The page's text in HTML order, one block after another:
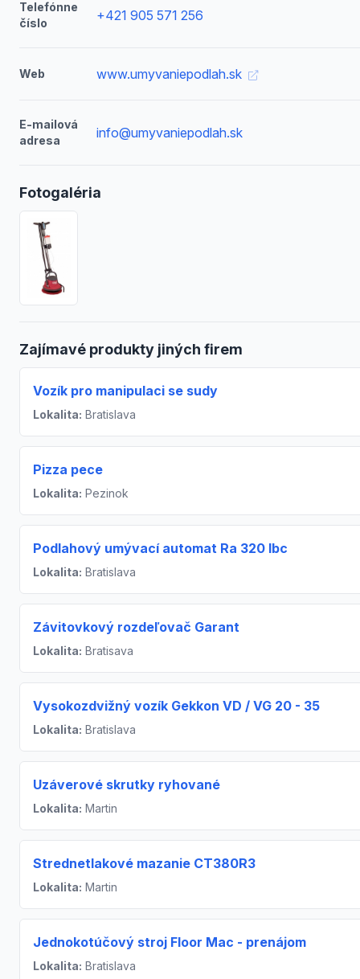
Telefónne
číslo
+421 905 571 256
Web www.umyvaniepodlah.sk
E-mailová
adresa
info@umyvaniepodlah.sk
Fotogaléria
Zajímavé produkty jiných firem
Vozík pro manipulaci se sudy
Lokalita: Bratislava
Pizza pece
Lokalita: Pezinok
Podlahový umývací automat Ra 320 Ibc
Lokalita: Bratislava
Závitovkový rozdeľovač Garant
Lokalita: Bratisava
Vysokozdvižný vozík Gekkon VD / VG 20 - 35
Lokalita: Bratislava
Uzáverové skrutky ryhované
Lokalita: Martin
Strednetlakové mazanie CT380R3
Lokalita: Martin
Jednokotúčový stroj Floor Mac - prenájom
Lokalita: Bratislava